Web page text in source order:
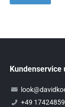
Kundenservice
+49